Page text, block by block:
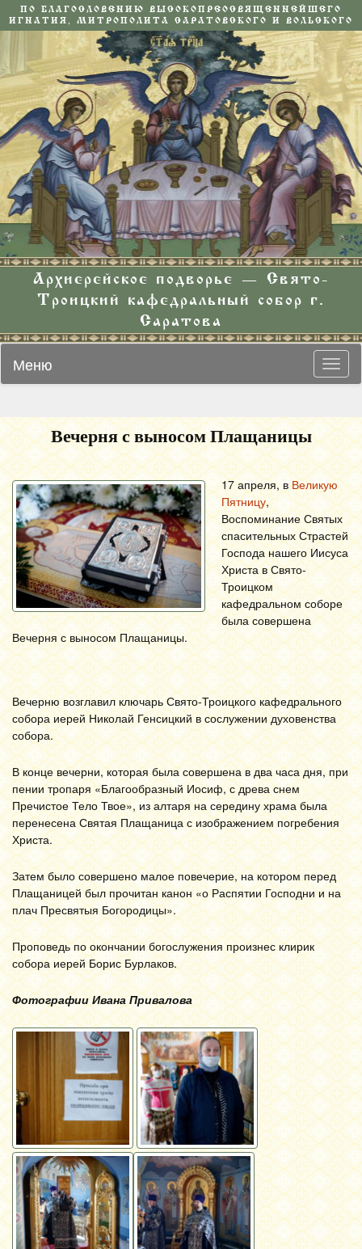
ПО БЛАГОСЛОВЕНИЮ ВЫСОКОПРЕОСВЯЩЕННЕЙШЕГО
ИГНАТИЯ, МИТРОПОЛИТА САРАТОВСКОГО И ВОЛЬСКОГО
Архиерейское подворье — Свято-
Троицкий кафедральный собор г.
Саратова
Меню
Вечерня с выносом Плащаницы
17 апреля, вВеликую
Пятницу,
Воспоминание Святых
спасительных Страстей
Господа нашего Иисуса
Христа в Свято-
Троицком
кафедральном соборе
была совершена
Вечерня с выносом Плащаницы.
Вечерню возглавил ключарь Свято-Троицкого кафедрального
собора иерей Николай Генсицкий в сослужении духовенства
собора.
В конце вечерни, которая была совершена в два часа дня, при
пении тропаря «Благообразный Иосиф, с древа снем
Пречистое Тело Твое», из алтаря на середину храма была
перенесена Святая Плащаница с изображением погребения
Христа.
Затем было совершено малое повечерие, на котором перед
Плащаницей был прочитан канон «о Распятии Господни и на
плач Пресвятыя Богородицы».
Проповедь по окончании богослужения произнес клирик
собора иерей Борис Бурлаков.
Фотографии Ивана Привалова